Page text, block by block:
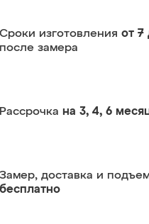
Сроки изготовления от 7
после замера
Рассрочка на 3, 4, 6
Замер, доставка и
бесплатно